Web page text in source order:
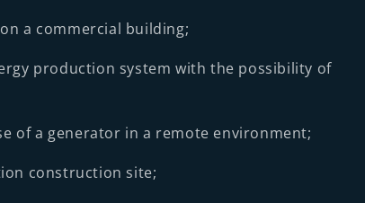
a commercial building;
production system with the possibility of
of a generator in a remote environment;
construction site;